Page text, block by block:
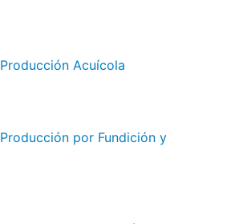
Producción Acuícola
Producción por Fundición y